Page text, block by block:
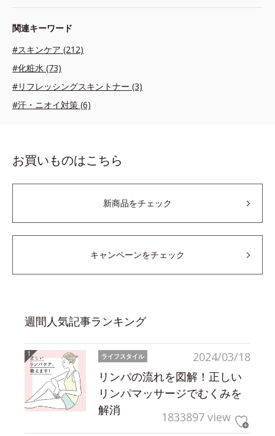
関連キーワード
#スキンケア (212)
#化粧水 (73)
#リフレッシングスキントナー (3)
#汗・ニオイ対策 (6)
お買いものはこちら
新商品をチェック
キャンペーンをチェック
週間人気記事ランキング
2024/03/18
ライフスタイル
リンパの流れを図解！正しい
リンパマッサージでむくみを
解消
1833897 view